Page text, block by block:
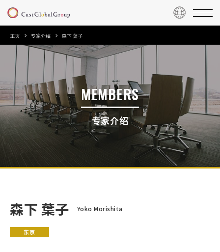
主页 专家介绍 森下 葉子
MEMBERS
专家介绍
森下 葉子 Yoko Morishita
东京